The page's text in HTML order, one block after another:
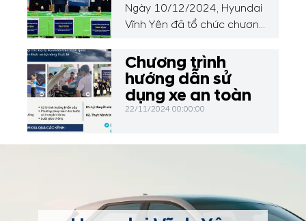
Ngày 10/12/2024, Hyundai
Vĩnh Yên đã tổ chức chương
trao tặng 50 chiếc bàn học,
01 loa, 30 bộ đồ dùng học
liệu và đồ chơi cho các em
học sinh tại Trường Mầm
Chương trình
hướng dẫn sử
dụng xe an toàn
22/11/2024 00:00:00